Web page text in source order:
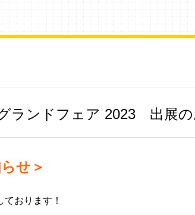
ランドフェア 2023 出展の
せ＞
おります！